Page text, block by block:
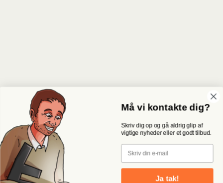
Må vi kontakte dig?
Skriv dig op og gå aldrig glip af
vigtige nyheder eller et godt tilbud.
Email
Ja tak!